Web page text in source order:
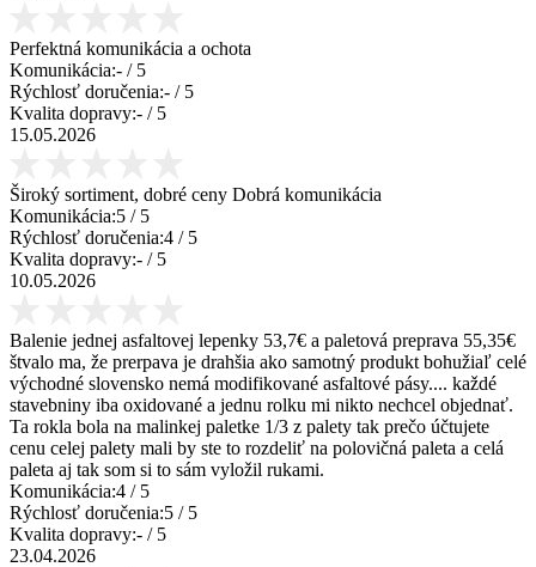
Perfektná komunikácia a ochota
Komunikácia:- / 5
Rýchlosť doručenia:- / 5
Kvalita dopravy:- / 5
15.05.2026
Široký sortiment, dobré ceny Dobrá komunikácia
Komunikácia:5 / 5
Rýchlosť doručenia:4 / 5
Kvalita dopravy:- / 5
10.05.2026
Balenie jednej asfaltovej lepenky 53,7€ a paletová preprava 55,35€
štvalo ma, že prerpava je drahšia ako samotný produkt bohužiaľ celé
východné slovensko nemá modifikované asfaltové pásy.... každé
stavebniny iba oxidované a jednu rolku mi nikto nechcel objednať.
Ta rokla bola na malinkej paletke 1/3 z palety tak prečo účtujete
cenu celej palety mali by ste to rozdeliť na polovičná paleta a celá
paleta aj tak som si to sám vyložil rukami.
Komunikácia:4 / 5
Rýchlosť doručenia:5 / 5
Kvalita dopravy:- / 5
23.04.2026